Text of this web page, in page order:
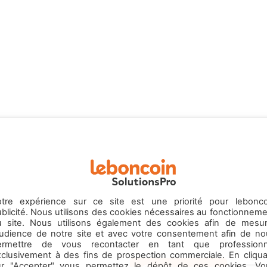
expérience sur ce site est une priorité pour
Nous utilisons des cookies nécessaires au
site. Nous utilisons également des cookies afin de
de notre site et avec votre consentement afin de
de vous recontacter en tant que
à des fins de prospection commerciale. En